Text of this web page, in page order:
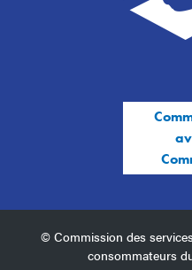
© Commission des
consommateurs